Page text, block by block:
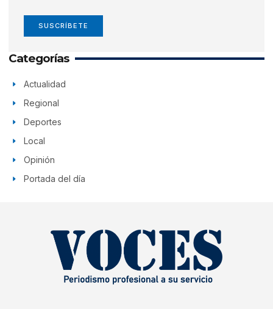
SUSCRÍBETE
Categorías
Actualidad
Regional
Deportes
Local
Opinión
Portada del día